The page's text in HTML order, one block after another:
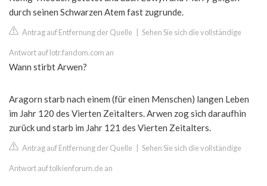
durch seinen Schwarzen Atem fast zugrunde.
Antrag auf Entfernung der Quelle Sehen Sie sich die vollständige
Antwort auf lotr.fandom.com an
Wann stirbt Arwen?
Aragorn starb nach einem (für einen Menschen) langen Leben
im Jahr 120 des Vierten Zeitalters. Arwen zog sich daraufhin
zurück und starb im Jahr 121 des Vierten Zeitalters.
Antrag auf Entfernung der Quelle Sehen Sie sich die vollständige
Antwort auf tolkienforum.de an